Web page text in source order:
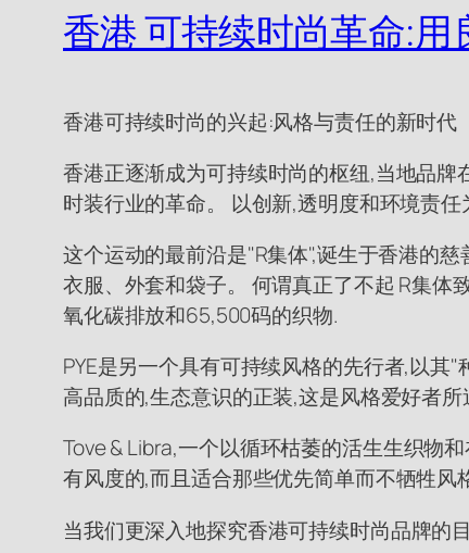
香港 可持续时尚革命:
香港可持续时尚的兴起:风格与责任的新时代
香港正逐渐成为可持续时尚的枢纽,当地品
时装行业的革命。 以创新,透明度和环境责
这个运动的最前沿是"R集体",诞生于香港的
衣服、外套和袋子。 何谓真正了不起 R集
氧化碳排放和65,500码的织物.
PYE是另一个具有可持续风格的先行者,以其
高品质的,生态意识的正装,这是风格爱好者所
Tove & Libra,一个以循环枯萎的活生生织物
有风度的,而且适合那些优先简单而不牺牲风
当我们更深入地探究香港可持续时尚品牌的